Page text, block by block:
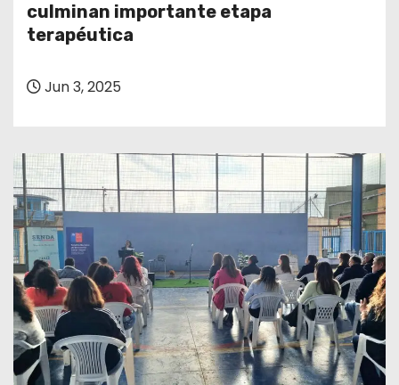
culminan importante etapa
terapéutica
Jun 3, 2025